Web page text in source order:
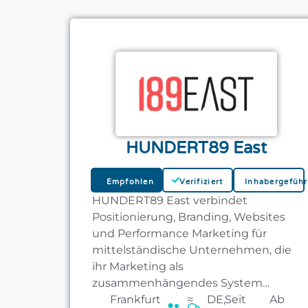
HUNDERT89 East
Empfohlen Verifiziert
HUNDERT89 East verbindet
Positionierung, Branding, Websites
und Performance Marketing für
mittelständische Unternehmen, die
ihr Marketing als
zusammenhängendes System
schärfen wollen.
Frankfurt ≈ DE,Seit Ab